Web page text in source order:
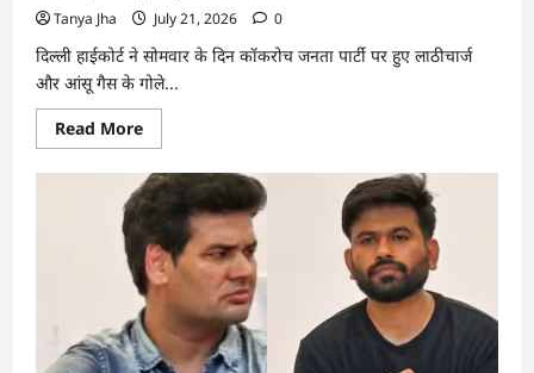
Tanya Jha July 21, 2026 0
दिल्ली हाईकोर्ट ने सोमवार के दिन कॉकरोच जनता पार्टी पर हुए लाठीचार्ज
और आंसू गैस के गोले...
Read More